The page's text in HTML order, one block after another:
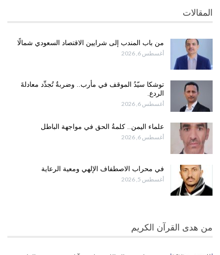
المقالات
من باب المندب إلى شرايين الاقتصاد السعودي شمالًا
أغسطس 6, 2026
توشكا سيّدُ الموقف في مأرب.. وضربةٌ تُجدِّد معادلةَ
الردع.
أغسطس 6, 2026
علماء اليمن.. كلمةُ الحق في مواجهة الباطل
أغسطس 6, 2026
في محراب الاصطفاف الإلهي ومعية الرعاية
أغسطس 5, 2026
من هدى القرآن الكريم